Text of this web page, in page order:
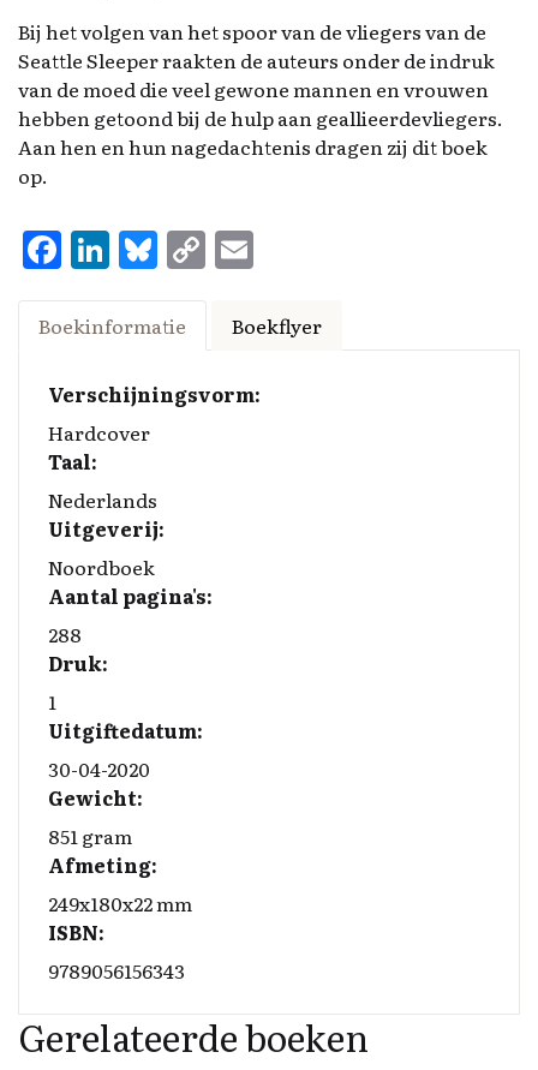
Bij het volgen van het spoor van de vliegers van de
Seattle Sleeper raakten de auteurs onder de indruk
van de moed die veel gewone mannen en vrouwen
hebben getoond bij de hulp aan geallieerdevliegers.
Aan hen en hun nagedachtenis dragen zij dit boek
op.
F
a
ce
o
o
k
Li
n
k
d
I
n
Bl
u
es
y
C
o
y
Li
ai
Boekinformatie Boekflyer
Verschijningsvorm:
Hardcover
Taal:
Nederlands
Uitgeverij:
Noordboek
Aantal pagina's:
288
Druk:
1
Uitgiftedatum:
30-04-2020
Gewicht:
851 gram
Afmeting:
249x180x22 mm
ISBN:
9789056156343
Gerelateerde boeken